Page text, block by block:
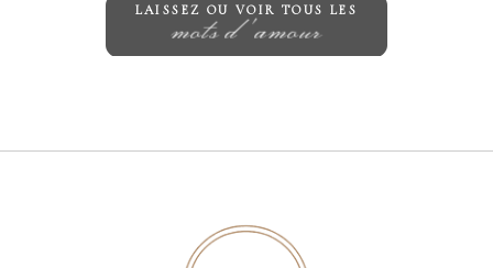
Save my name, email, and website in
this browser for the next time I
mots d'amour
LAISSEZ OU VOIR TOUS LES